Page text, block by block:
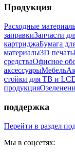
Продукция
Расходные
заправкиЗапчасти
картриджаБумага
материалы3D печать
средстваОфисное
аксессуарыМебель
стойки для ТВ и
продукция
поддержка
Перейти в раздел
Мы в соцсетях: